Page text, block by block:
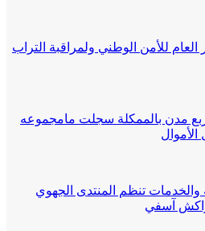
العام للأمن الوطني ولمراقبة التراب
مدن بالممكلة سجلت مامجموعه
والخدمات تنظم المنتدى الجهوي
آسفي